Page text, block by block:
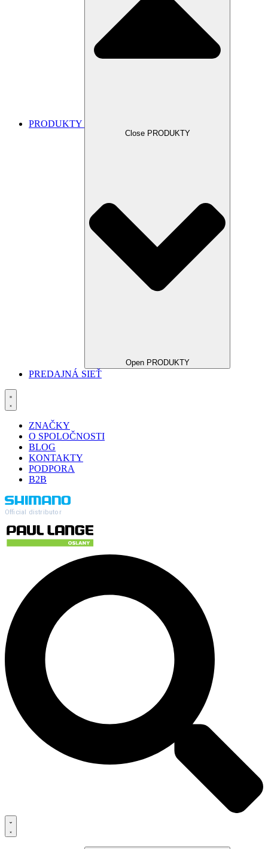
PRODUKTY
Close PRODUKTY
Open PRODUKTY
PREDAJNÁ SIEŤ
ZNAČKY
O SPOLOČNOSTI
BLOG
KONTAKTY
PODPORA
B2B
Official distributor